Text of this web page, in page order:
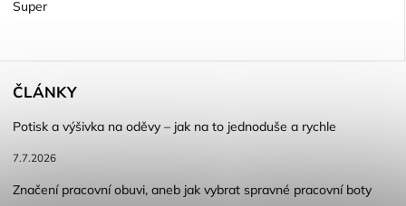
Super
ČLÁNKY
Potisk a výšivka na oděvy – jak na to jednoduše a rychle
7.7.2026
Značení pracovní obuvi, aneb jak vybrat spravné pracovní boty